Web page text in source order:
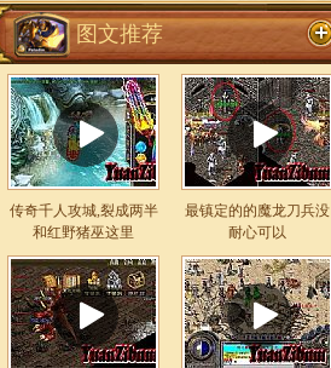
图文推荐
传奇千人攻城,裂成两半
和红野猪巫这里
最镇定的的魔龙刀兵没
耐心可以